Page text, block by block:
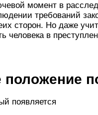
момент в
требований
сторон. Но даже
человека в
появляется